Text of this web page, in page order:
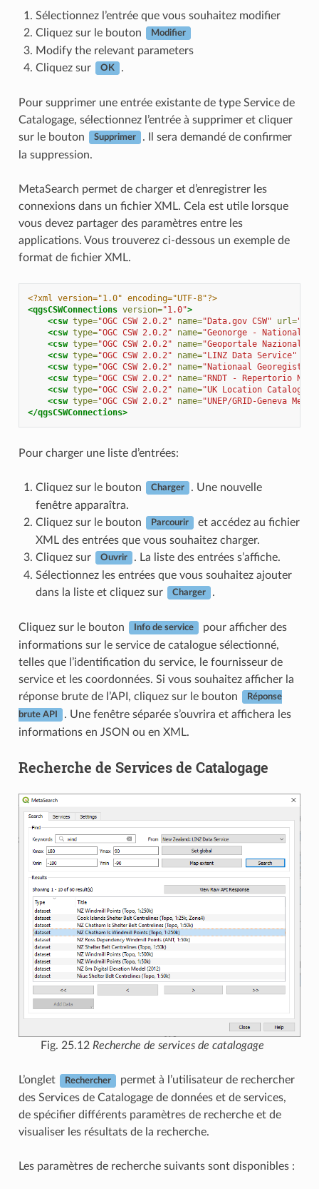
Sélectionnez l’entrée que vous souhaitez modifier
Cliquez sur le bouton
Modifier
Modify the relevant parameters
Cliquez sur
OK .
Pour supprimer une entrée existante de type Service de
Catalogage, sélectionnez l’entrée à supprimer et cliquer
sur le bouton
Supprimer
. Il sera demandé de confirmer
la suppression.
MetaSearch permet de charger et d’enregistrer les
connexions dans un fichier XML. Cela est utile lorsque
vous devez partager des paramètres entre les
applications. Vous trouverez ci-dessous un exemple de
format de fichier XML.
<?xml version="1.0" encoding="UTF-8"?>
<qgsCSWConnections version="1.0">
<csw type="OGC CSW 2.0.2" name="Data.gov CSW" url=
<csw type="OGC CSW 2.0.2" name="Geonorge - National
<csw type="OGC CSW 2.0.2" name="Geoportale
<csw type="OGC CSW 2.0.2" name="LINZ Data Service"
<csw type="OGC CSW 2.0.2" name="Nationaal Georegister
<csw type="OGC CSW 2.0.2" name="RNDT - Repertorio
<csw type="OGC CSW 2.0.2" name="UK Location
<csw type="OGC CSW 2.0.2" name="UNEP/GRID-Geneva
</qgsCSWConnections>
Pour charger une liste d’entrées:
Cliquez sur le bouton Charger
. Une nouvelle
fenêtre apparaîtra.
Cliquez sur le bouton
Parcourir
et accédez au fichier
XML des entrées que vous souhaitez charger.
Cliquez sur
Ouvrir
. La liste des entrées s’affiche.
Sélectionnez les entrées que vous souhaitez ajouter
dans la liste et cliquez sur
Charger .
Cliquez sur le bouton Info de service
pour afficher des
informations sur le service de catalogue sélectionné,
telles que l’identification du service, le fournisseur de
service et les coordonnées. Si vous souhaitez afficher la
réponse brute de l’API, cliquez sur le bouton
Réponse
brute API
. Une fenêtre séparée s’ouvrira et affichera les
informations en JSON ou en XML.
Recherche de Services de Catalogage
Fig. 25.12 Recherche de services de catalogage
L’onglet Rechercher
permet à l’utilisateur de rechercher
des Services de Catalogage de données et de services,
de spécifier différents paramètres de recherche et de
visualiser les résultats de la recherche.
Les paramètres de recherche suivants sont disponibles :